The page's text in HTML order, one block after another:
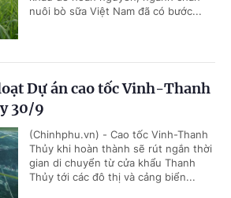
nuôi bò sữa Việt Nam đã có bước...
Dự án cao tốc Vinh-Thanh
30/9
(Chinhphu.vn) - Cao tốc Vinh-Thanh
Thủy khi hoàn thành sẽ rút ngắn thời
gian di chuyển từ cửa khẩu Thanh
Thủy tới các đô thị và cảng biển...